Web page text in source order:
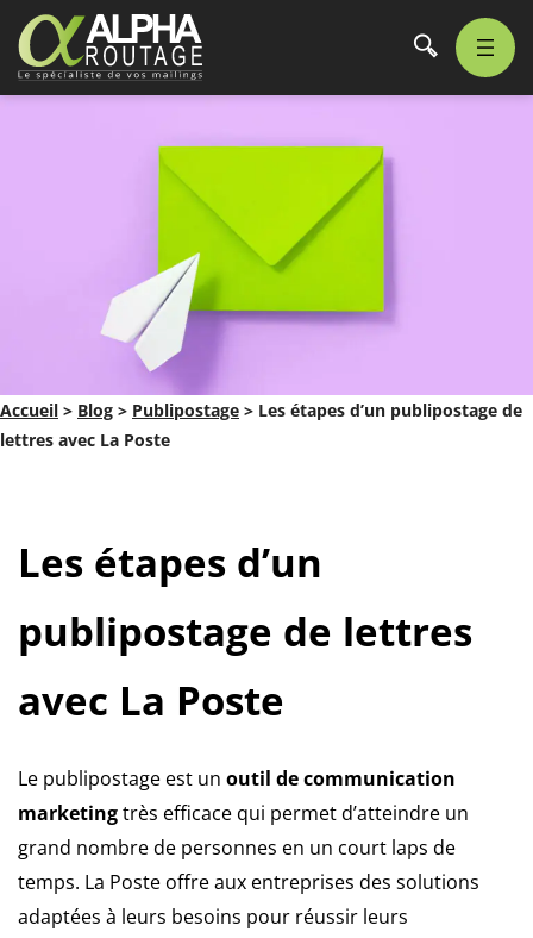
Accueil > Blog > Publipostage > Les étapes d’un publipostage de
lettres avec La Poste
Les étapes d’un
publipostage de lettres
avec La Poste
Le publipostage est un outil de communication
marketingtrès efficace qui permet d’atteindre un
grand nombre de personnes en un court laps de
temps. La Poste offre aux entreprises des solutions
adaptées à leurs besoins pour réussir leurs